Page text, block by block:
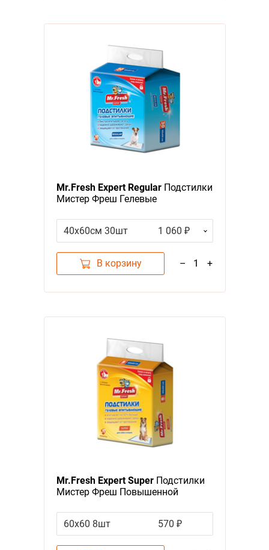
Mr.Fresh Expert RegularПодстилки
Мистер Фреш Гелевые
фиксаторами
40х60см 30шт 1 060 ₽
В корзину – 1 +
Mr.Fresh Expert SuperПодстилки
Мистер Фреш Повышенной
Липкими фиксаторами
60х60 8шт 570 ₽